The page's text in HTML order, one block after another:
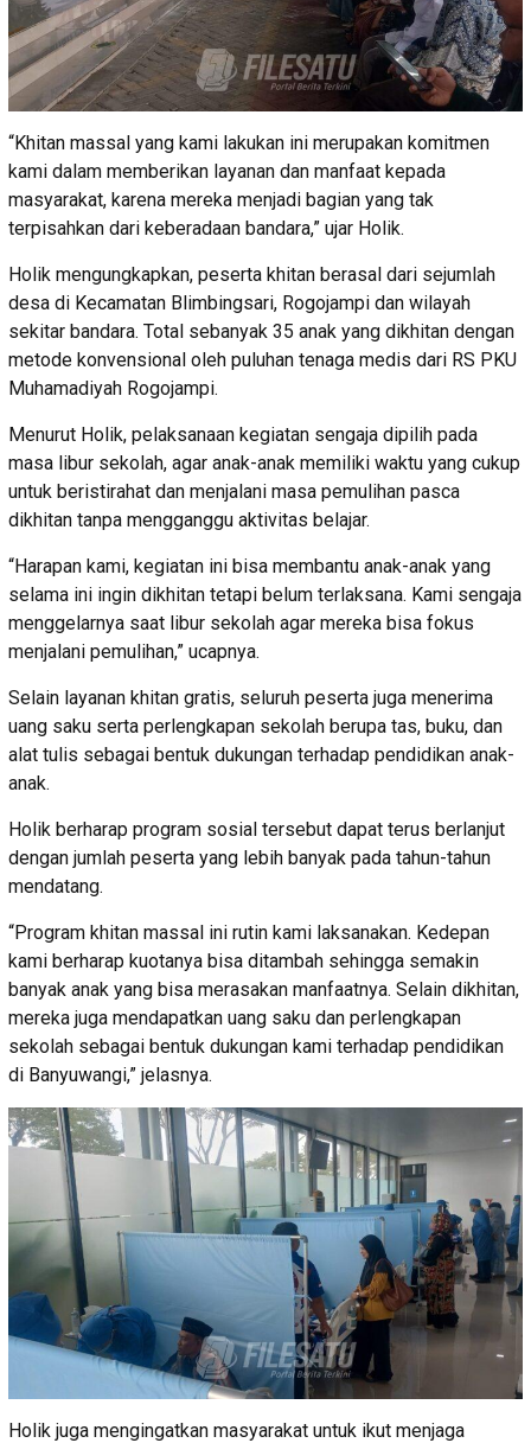
“Khitan massal yang kami lakukan ini merupakan komitmen
kami dalam memberikan layanan dan manfaat kepada
masyarakat, karena mereka menjadi bagian yang tak
terpisahkan dari keberadaan bandara,” ujar Holik.
Holik mengungkapkan, peserta khitan berasal dari sejumlah
desa di Kecamatan Blimbingsari, Rogojampi dan wilayah
sekitar bandara. Total sebanyak 35 anak yang dikhitan dengan
metode konvensional oleh puluhan tenaga medis dari RS PKU
Muhamadiyah Rogojampi.
Menurut Holik, pelaksanaan kegiatan sengaja dipilih pada
masa libur sekolah, agar anak-anak memiliki waktu yang cukup
untuk beristirahat dan menjalani masa pemulihan pasca
dikhitan tanpa mengganggu aktivitas belajar.
“Harapan kami, kegiatan ini bisa membantu anak-anak yang
selama ini ingin dikhitan tetapi belum terlaksana. Kami sengaja
menggelarnya saat libur sekolah agar mereka bisa fokus
menjalani pemulihan,” ucapnya.
Selain layanan khitan gratis, seluruh peserta juga menerima
uang saku serta perlengkapan sekolah berupa tas, buku, dan
alat tulis sebagai bentuk dukungan terhadap pendidikan anak-
anak.
Holik berharap program sosial tersebut dapat terus berlanjut
dengan jumlah peserta yang lebih banyak pada tahun-tahun
mendatang.
“Program khitan massal ini rutin kami laksanakan. Kedepan
kami berharap kuotanya bisa ditambah sehingga semakin
banyak anak yang bisa merasakan manfaatnya. Selain dikhitan,
mereka juga mendapatkan uang saku dan perlengkapan
sekolah sebagai bentuk dukungan kami terhadap pendidikan
di Banyuwangi,” jelasnya.
Holik juga mengingatkan masyarakat untuk ikut menjaga